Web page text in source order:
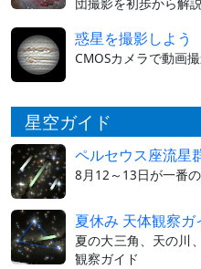
団撮影を初歩から解
惑星を撮影しよう
CMOSカメラで動画
星空ガイド
ペルセウス座流星
8月12～13日が一番
夏休み 天体観察ガ
夏の大三角、天の川
観察ガイド